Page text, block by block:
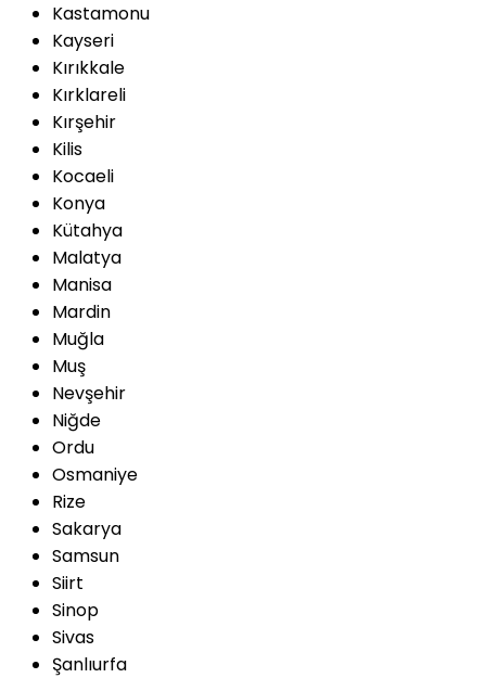
Kastamonu
Kayseri
Kırıkkale
Kırklareli
Kırşehir
Kilis
Kocaeli
Konya
Kütahya
Malatya
Manisa
Mardin
Muğla
Muş
Nevşehir
Niğde
Ordu
Osmaniye
Rize
Sakarya
Samsun
Siirt
Sinop
Sivas
Şanlıurfa